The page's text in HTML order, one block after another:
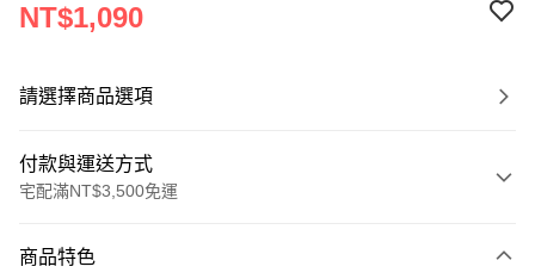
NT$1,090
請選擇商品選項
付款與運送方式
宅配滿NT$3,500免運
信用卡一次付款
商品特色